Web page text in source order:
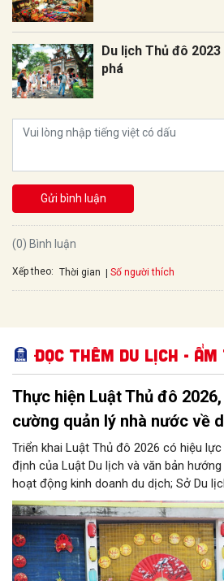
Du lịch Thủ đô
phá
Gửi bình luận
(0) Bình luận
Xếp theo: Thời gian Số người thích
Đọc thêm Du lịch -
Thực hiện Luật Thủ đô
cường quản lý nhà nước về
Triển khai Luật Thủ đô 2026 có hiệu
định của Luật Du lịch và văn bản
hoạt động kinh doanh du dịch; Sở Du
chức, đơn vị, doanh nghiệp kinh doanh
bàn thành phố thực hiện một số nội
góp phần thực hiện thắng lợi các mục
Nội năm 2026 và giai đoạn tiếp theo.